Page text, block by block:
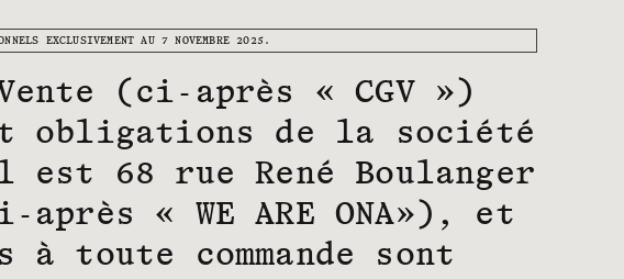
EXCLUSIVEMENT AU 7 NOVEMBRE 2025.
(ci-après « CGV »)
de la société
est 68 rue René Boulanger
« WE ARE ONA»), et
toute commande sont